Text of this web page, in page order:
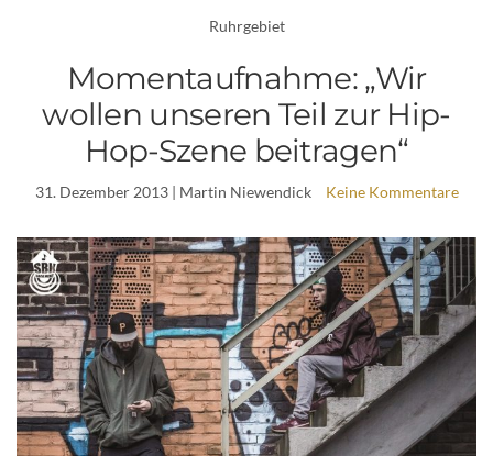
Ruhrgebiet
Momentaufnahme: „Wir
wollen unseren Teil zur Hip-
Hop-Szene beitragen“
31. Dezember 2013| Martin Niewendick Keine Kommentare